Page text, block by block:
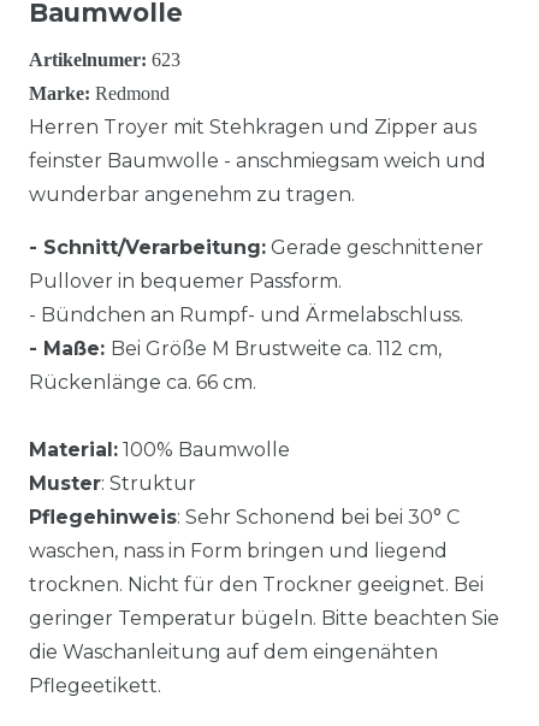
Baumwolle
Artikelnumer: 623
Marke: Redmond
Herren Troyer mit Stehkragen und Zipper aus
feinster Baumwolle - anschmiegsam weich und
wunderbar angenehm zu tragen.
- Schnitt/Verarbeitung: Gerade geschnittener
Pullover in bequemer Passform.
- Bündchen an Rumpf- und Ärmelabschluss.
- Maße: Bei Größe M Brustweite ca. 112 cm,
Rückenlänge ca. 66 cm.
Material: 100% Baumwolle
Muster: Struktur
Pflegehinweis: Sehr Schonend bei bei 30° C
waschen, nass in Form bringen und liegend
trocknen. Nicht für den Trockner geeignet. Bei
geringer Temperatur bügeln. Bitte beachten Sie
die Waschanleitung auf dem eingenähten
Pflegeetikett.